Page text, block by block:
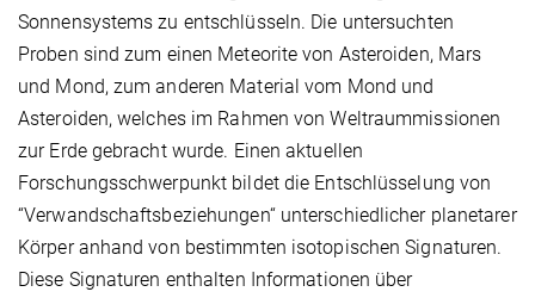
Sonnensystems zu entschlüsseln. Die untersuchten
Proben sind zum einen Meteorite von Asteroiden, Mars
und Mond, zum anderen Material vom Mond und
Asteroiden, welches im Rahmen von Weltraummissionen
zur Erde gebracht wurde. Einen aktuellen
Forschungsschwerpunkt bildet die Entschlüsselung von
“Verwandschaftsbeziehungen“ unterschiedlicher planetarer
Körper anhand von bestimmten isotopischen Signaturen.
Diese Signaturen enthalten Informationen über